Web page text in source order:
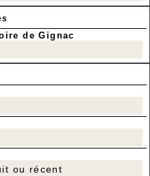
de Gignac
ou récent